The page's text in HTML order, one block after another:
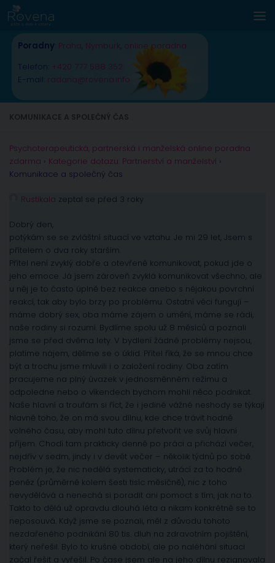
Skip to content
Poradny Praha Nymburk online poradna
Telefon: +420 777 588 352
E-mail: radana@rovena.info
Psychoterapeutická, partnerská i manželská online poradna
zdarma › Kategorie dotazu: Partnerství a manželství ›
Komunikace a společný čas
Rustikala zeptal se před 3 roky
Dobrý den,
potýkám se se zvláštní situací ve vztahu. Je mi 29 let, Jsem s
přítelem o dva roky starším.
Přítel není zvyklý dobře a otevřeně komunikovat, pokud jde o
jeho emoce. Já jsem zároveň zvyklá komunikovat všechno, ale
u něj je to často úplně bez reakce anebo s nějakou povrchní
reakcí, tak aby bylo brzy po problému. Ostatní věci fungují –
máme dobrý sex, oba máme zájem o umění, máme se rádi,
naše rodiny si rozumí. Bydlíme spolu už 8 měsíců a poznali
jsme se před dvěma lety. V bydlení žádné problémy nejsou,
platíme nájem, dělíme se o úklid. Přítel říká, že se mnou chce
být a trochu jsme mluvili i o založení rodiny. Oba zatím
pracujeme na plný úvazek v jednosměnném režimu a
odpoledne nebo o víkendech bychom mohli něco podnikat.
Naše hlavní a troufám si říct, že i jediné vážné neshody se týkají
hlavně toho, že on má svou dílnu, kde chce trávit hodně
volného času, aby mohl tuto dílnu přetvořit ve svůj hlavní
příjem. Chodí tam prakticky denně po práci a přichází večer,
nejdřív v sedm, jindy i v devět večer – několik týdnů po sobě.
Problém je, že nic nedělá systematicky, utrácí za to hodně
peněz (průměrně kolem šesti tisíc měsíčně), nic z toho
nevydělává a nenechá si poradit ani pomoct s tím, jak na to.
Takto to dělá už opravdu dlouhá léta a nikam konkrétně se to
neposouvá. Když jsme se poznali, měl z důvodu tohoto
nezdařeného podnikání 80 tis. dluh na zdravotním pojištění,
který neřešil. Bylo to krušné období, ale po naléhání situaci
začal řešit a vyřešil. Po čase jsem ale na jeho dílnu rezignovala